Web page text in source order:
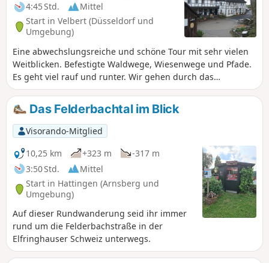
4:45 Std.
Mittel
Start in Velbert (Düsseldorf und
Umgebung)
Eine abwechslungsreiche und schöne Tour mit sehr vielen
Weitblicken. Befestigte Waldwege, Wiesenwege und Pfade.
Es geht viel rauf und runter. Wir gehen durch das
Windrather Tal und die Bergische Schweiz, zwischen
Langenberg, Neviges und Wuppertals Norden. Die Route
führt in Teilen über den Neanderlandsteig.
Das Felderbachtal im Blick
Visorando-Mitglied
10,25 km
+323 m
-317 m
3:50 Std.
Mittel
Start in Hattingen (Arnsberg und
Umgebung)
Auf dieser Rundwanderung seid ihr immer
rund um die Felderbachstraße in der
Elfringhauser Schweiz unterwegs.